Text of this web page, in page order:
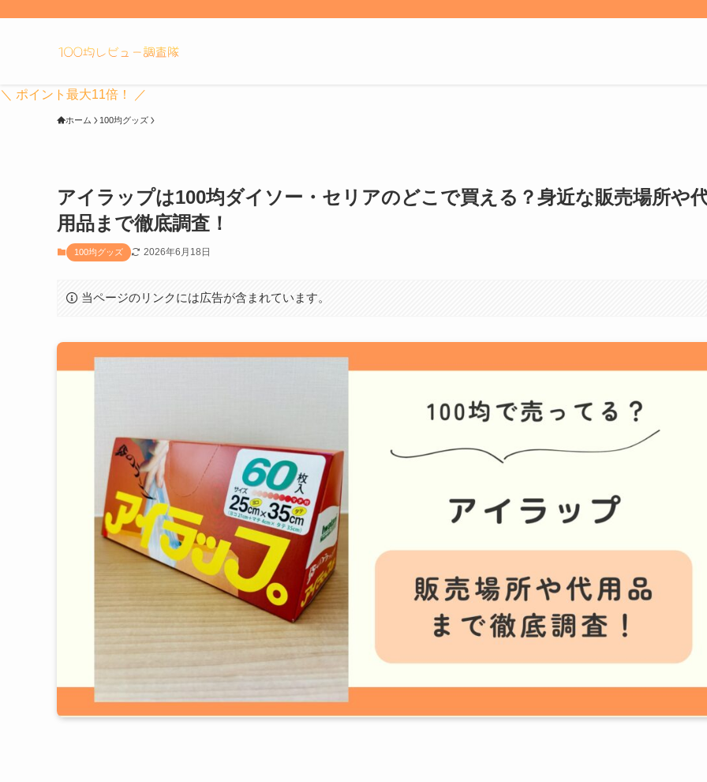
＼ ポイント最大11倍！ ／
ホーム 100均グッズ
アイラップは100均ダイソー・セリアのどこで買える？身近な販売場所や
用品まで徹底調査！
100均グッズ 2026年6月18日
当ページのリンクには広告が含まれています。